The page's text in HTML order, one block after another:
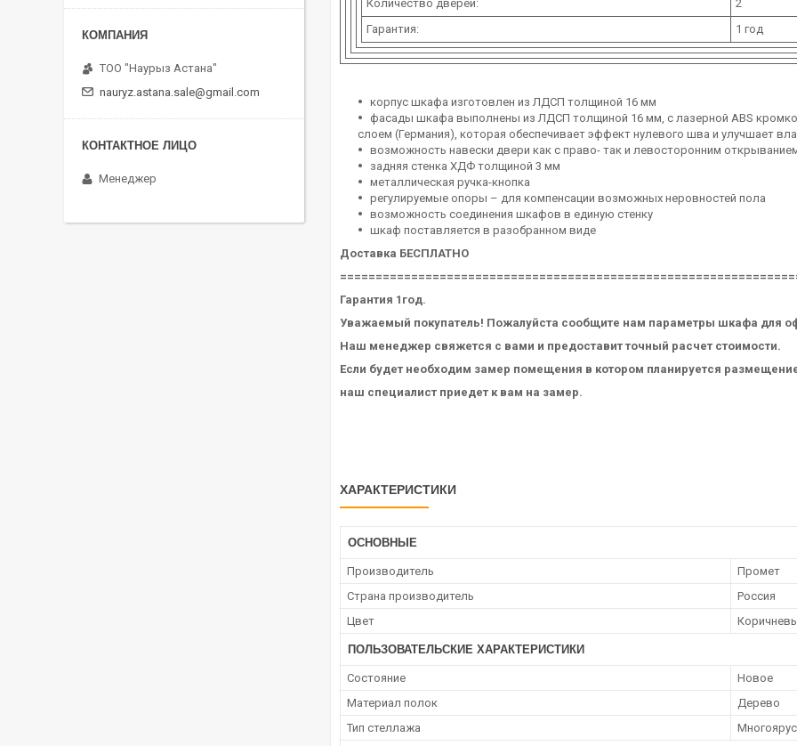
Количество дверей:
2
Гарантия:
1 год
корпус шкафа изготовлен из ЛДСП толщиной 16 мм
фасады шкафа выполнены из ЛДСП толщиной 16 мм, с лазерной ABS
слоем (Германия), которая обеспечивает эффект нулевого шва и улучшает
возможность навески двери как с право- так и левосторонним
задняя стенка ХДФ толщиной 3 мм
металлическая ручка-кнопка
регулируемые опоры – для компенсации возможных неровностей пола
возможность соединения шкафов в единую стенку
шкаф поставляется в разобранном виде
Доставка БЕСПЛАТНО
Гарантия 1год.
Уважаемый покупатель! Пожалуйста сообщите нам параметры шкафа для
Наш менеджер свяжется с вами и предоставит точный расчет стоимости.
Если будет необходим замер помещения в котором планируется
наш специалист приедет к вам на замер.
ХАРАКТЕРИСТИКИ
ОСНОВНЫЕ
Производитель
Промет
Страна производитель
Россия
Цвет
ПОЛЬЗОВАТЕЛЬСКИЕ ХАРАКТЕРИСТИКИ
Состояние
Новое
Материал полок
Дерево
Тип стеллажа
ТОО "Наурыз Астана"
nauryz.astana.sale@gmail.com
Менеджер